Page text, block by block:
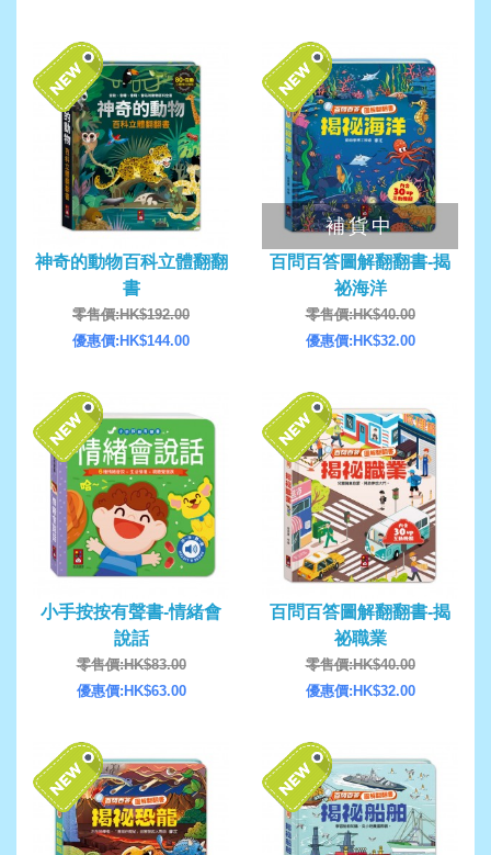
神奇的動物百科立體翻翻
書
零售價:HK$192.00
優惠價:HK$144.00
補貨中
百問百答圖解翻翻書-揭
祕海洋
零售價:HK$40.00
優惠價:HK$32.00
小手按按有聲書-情緒會
說話
零售價:HK$83.00
優惠價:HK$63.00
百問百答圖解翻翻書-揭
祕職業
零售價:HK$40.00
優惠價:HK$32.00